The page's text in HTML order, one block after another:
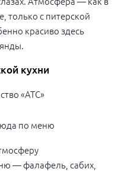
только с питерской
красиво здесь
кухни
«АТС»
по меню
— фалафель, сабих,